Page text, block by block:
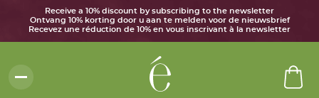
Receive a 10% discount by subscribing to the newsletter
Ontvang 10% korting door u aan te melden voor de nieuwsbrief
Recevez une réduction de 10% en vous inscrivant à la newsletter